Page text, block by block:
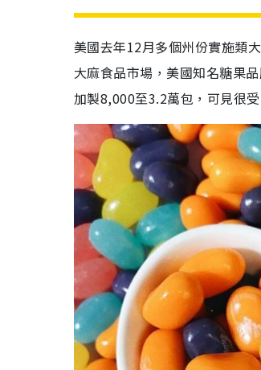
美國去年12月多個州份實施類
大麻食品市場，美國知名糖果
加製8,000至3.2萬包，可見很